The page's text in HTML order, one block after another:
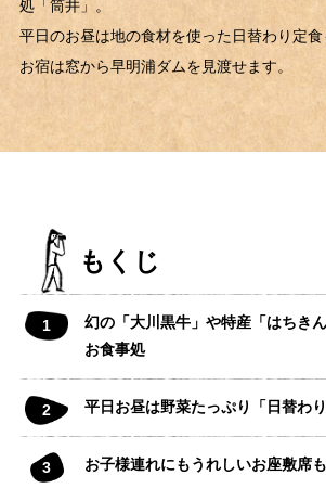
処「筒井」。
平日のお昼は地の食材を使った日替わり定食
お宿は窓から早明浦ダムを見渡せます。
もくじ
幻の「大川黒牛」や特産「はちき
お食事処
平日お昼は野菜たっぷり「日替わ
お子様連れにもうれしいお座敷席も